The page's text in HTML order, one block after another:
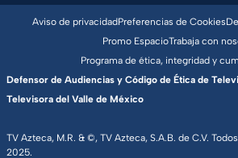
TV Azteca, M.R. & ©, TV Azteca, S.A.B. de C.V.
2025.
Aviso de privacidadPreferencias de Cookies
Promo EspacioTrabaja con
Programa de ética, integridad y
Defensor de Audiencias y Código de Ética de
Televisora del Valle de México